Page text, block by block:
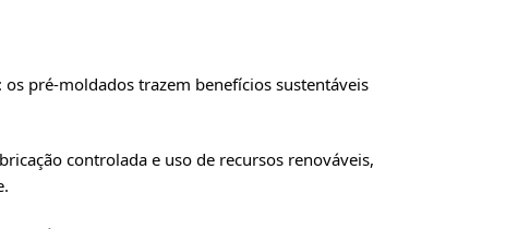
pré-moldados trazem benefícios sustentáveis
controlada e uso de recursos renováveis,